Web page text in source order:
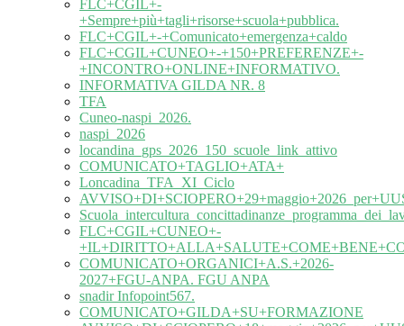
FLC+CGIL+-
+Sempre+più+tagli+risorse+scuola+pubblica.
FLC+CGIL+-+Comunicato+emergenza+caldo
FLC+CGIL+CUNEO+-+150+PREFERENZE+-
+INCONTRO+ONLINE+INFORMATIVO.
INFORMATIVA GILDA NR. 8
TFA
Cuneo-naspi_2026.
naspi_2026
locandina_gps_2026_150_scuole_link_attivo
COMUNICATO+TAGLIO+ATA+
Loncadina_TFA_XI_Ciclo
FLC+CGIL+CUNEO+-
COMUNICATO+ORGANICI+A.S.+2026-
2027+FGU-ANPA. FGU ANPA
snadir Infopoint567.
COMUNICATO+GILDA+SU+FORMAZIONE